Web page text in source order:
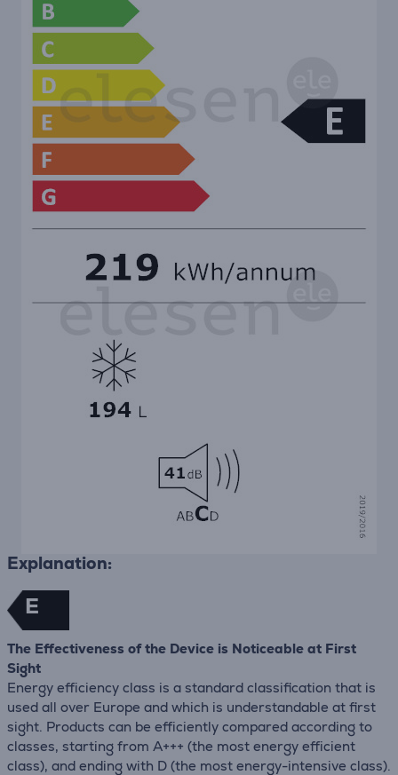
Explanation:
E
The Effectiveness of the Device is Noticeable at First
Sight
Energy efficiency class is a standard classification that is
used all over Europe and which is understandable at first
sight. Products can be efficiently compared according to
classes, starting from A+++ (the most energy efficient
class), and ending with D (the most energy-intensive class).